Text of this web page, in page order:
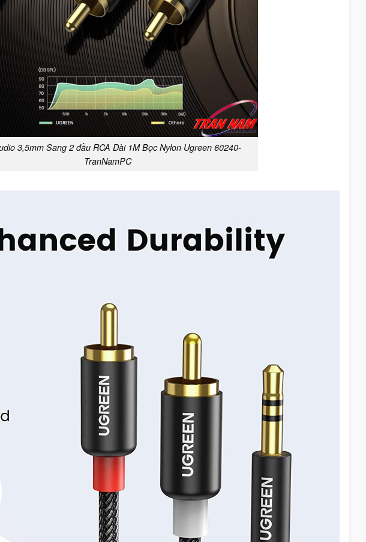
3,5mm Sang 2 đầu RCA Dài 1M Bọc Nylon Ugreen 60240-
TranNamPC